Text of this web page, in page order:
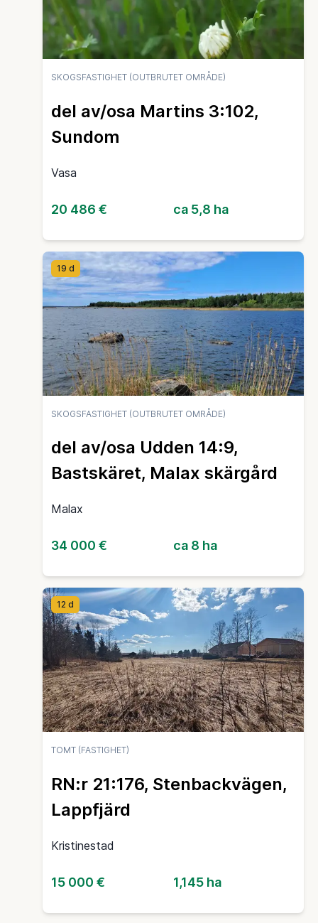
SKOGSFASTIGHET (OUTBRUTET OMRÅDE)
del av/osa Martins 3:102,
Sundom
Vasa
20 486 € ca 5,8 ha
19 d
SKOGSFASTIGHET (OUTBRUTET OMRÅDE)
del av/osa Udden 14:9,
Bastskäret, Malax skärgård
Malax
34 000 € ca 8 ha
12 d
TOMT (FASTIGHET)
RN:r 21:176, Stenbackvägen,
Lappfjärd
Kristinestad
15 000 € 1,145 ha